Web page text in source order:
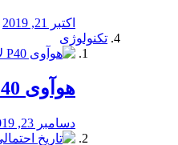
اکتبر 21, 2019
تکنولوژی
هوآوی P40 لایت احتمالا موبا
دسامبر 23, 2019